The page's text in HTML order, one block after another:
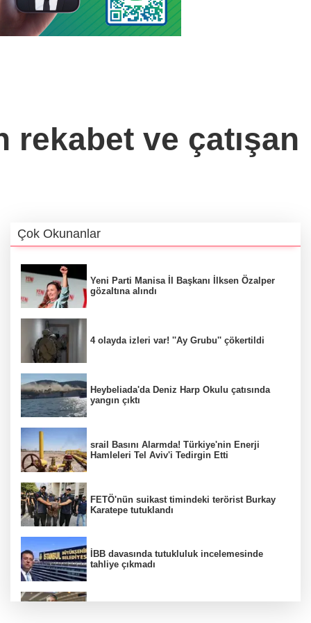
rekabet ve çatışan
Çok Okunanlar
Yeni Parti Manisa İl Başkanı İlksen Özalper
gözaltına alındı
4 olayda izleri var! ''Ay Grubu'' çökertildi
Heybeliada'da Deniz Harp Okulu çatısında
yangın çıktı
srail Basını Alarmda! Türkiye'nin Enerji
Hamleleri Tel Aviv'i Tedirgin Etti
FETÖ'nün suikast timindeki terörist Burkay
Karatepe tutuklandı
İBB davasında tutukluluk incelemesinde
tahliye çıkmadı